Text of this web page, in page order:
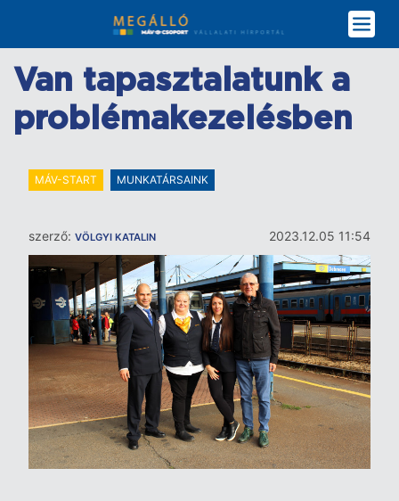
tartalomra
Van tapasztalatunk a
problémakezelésben
MÁV-START MUNKATÁRSAINK
2023.12.05 11:54
szerző: VÖLGYI KATALIN